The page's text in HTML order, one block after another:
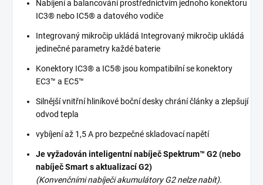
Nabíjení a balancování prostřednictvím jednoho konektoru
IC3® nebo IC5® a datového vodiče
Integrovaný mikročip ukládá Integrovaný mikročip ukládá
jedinečné parametry každé baterie
Konektory IC3® a IC5® jsou kompatibilní se konektory
EC3™ a EC5™
Silnější vnitřní hliníkové boční desky chrání články a zlepšují
odvod tepla
vybíjení až 1,5 A pro bezpečné skladovací napětí
Je vyžadován inteligentní nabíječ Spektrum™ G2 (nebo
nabíječ Smart s aktualizací G2)
(Konvenčními nabíječi akumulátory G2 nelze nabít).